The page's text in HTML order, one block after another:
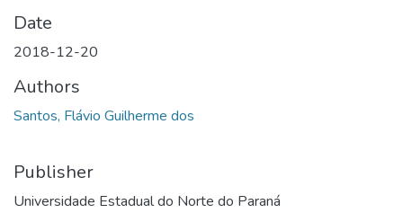
Date
2018-12-20
Authors
Santos, Flávio Guilherme dos
Publisher
Universidade Estadual do Norte do Paraná